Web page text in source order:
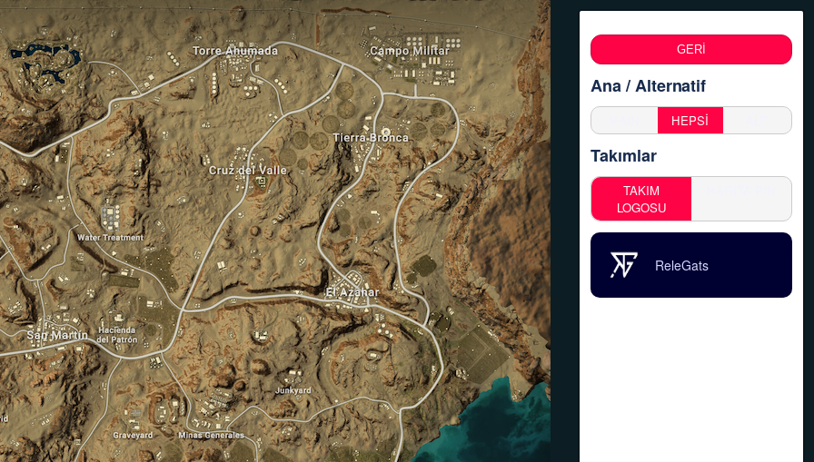
GERİ
Ana / Alternatif
HEPSİ
Takımlar
TAKIM
LOGOSU
ReleGats